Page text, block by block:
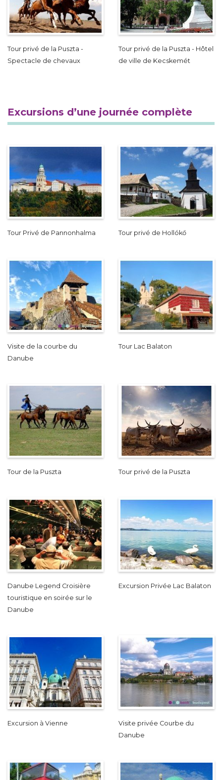
Tour privé de la Puszta -
Spectacle de chevaux
Tour privé de la Puszta - Hôtel
de ville de Kecskemét
Excursions d’une journée complète
Tour Privé de Pannonhalma Tour privé de Hollókő
Visite de la courbe du
Danube
Tour Lac Balaton
Tour de la Puszta Tour privé de la Puszta
Danube Legend Croisière
touristique en soirée sur le
Danube
Excursion Privée Lac Balaton
Excursion à Vienne
Visite privée Courbe du
Danube